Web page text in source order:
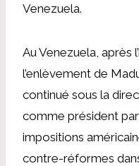
Venezuela.
Au Venezuela, après
l’enlèvement de
continué sous la
comme président
impositions
contre-réformes